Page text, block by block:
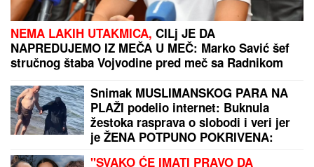
"Umojoj kući je to pravilo!" Anastasijin svekar
otkrio kakvi su odnosi u porodici - sve javno podelio